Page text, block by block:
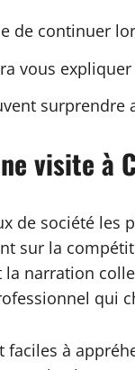
de continuer
vous
surprendre
visite à
de société
sur la
narration
qui
à